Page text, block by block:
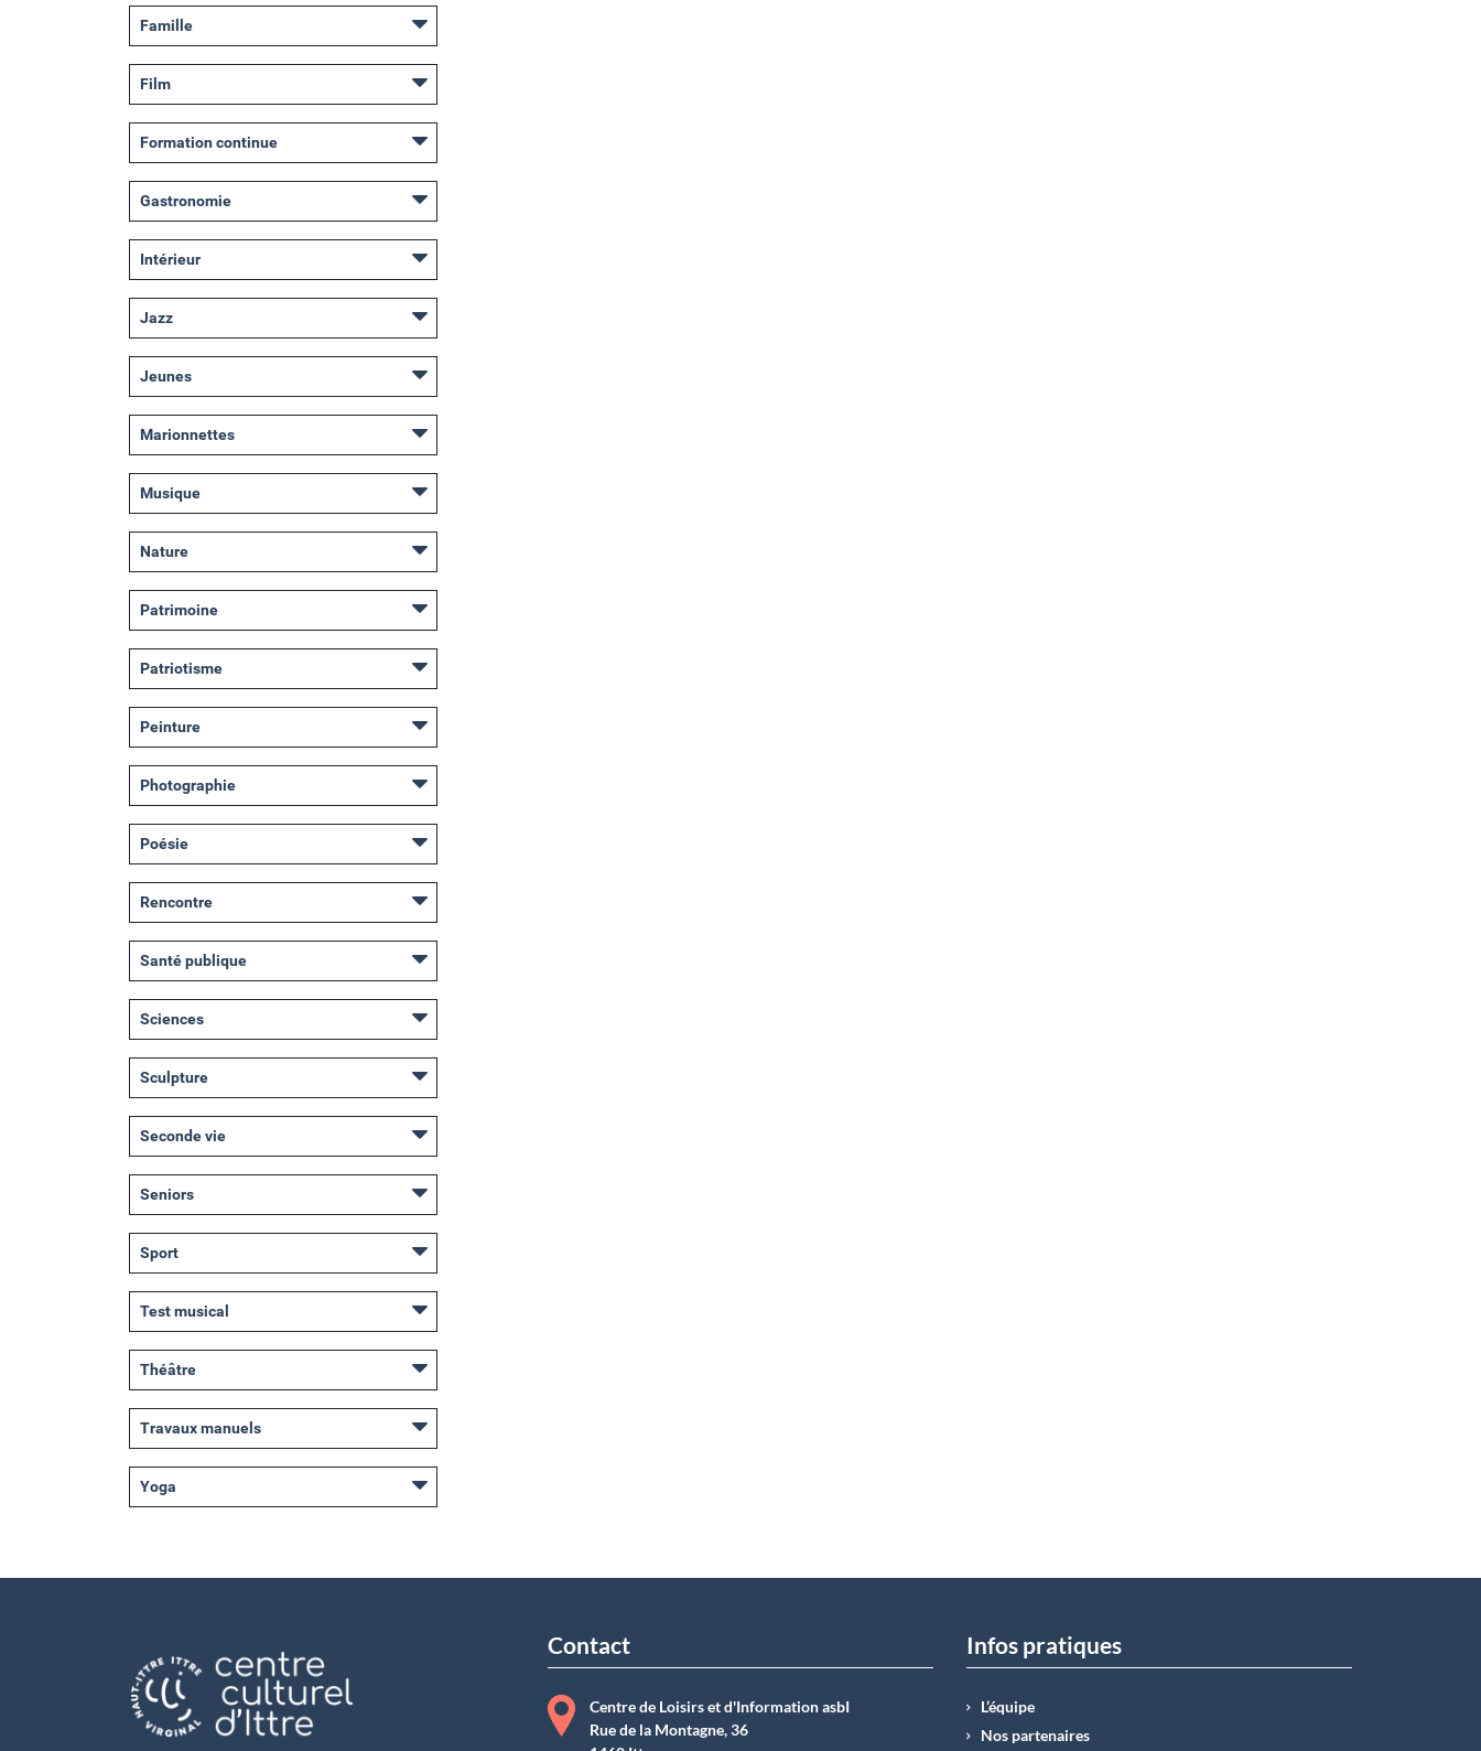
Famille
Film
Formation continue
Gastronomie
Intérieur
Jazz
Jeunes
Marionnettes
Musique
Nature
Patrimoine
Patriotisme
Peinture
Photographie
Poésie
Rencontre
Santé publique
Sciences
Sculpture
Seconde vie
Seniors
Sport
Test musical
Théâtre
Travaux manuels
Yoga
Contact
Centre de Loisirs et d'Information asbI
Rue de la Montagne, 36
Infos pratiques
L’équipe
Nos partenaires